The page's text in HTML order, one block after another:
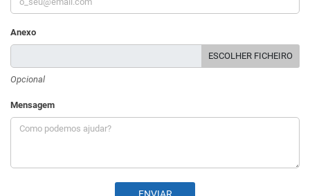
Anexo
ESCOLHER FICHEIRO
Opcional
Mensagem